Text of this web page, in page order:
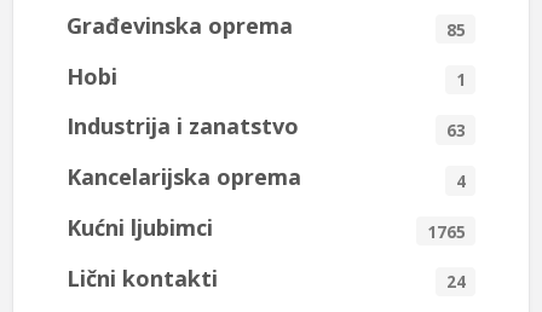
Građevinska oprema 85
Hobi 1
Industrija i zanatstvo 63
Kancelarijska oprema 4
Kućni ljubimci 1765
Lični kontakti 24